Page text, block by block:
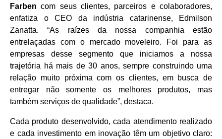
Farben com seus clientes, parceiros e colaboradores,
enfatiza o CEO da indústria catarinense, Edmilson
Zanatta. “As raízes da nossa companhia estão
entrelaçadas com o mercado moveleiro. Foi para as
empresas desse segmento que iniciamos a nossa
trajetória há mais de 30 anos, sempre construindo uma
relação muito próxima com os clientes, em busca de
entregar não somente os melhores produtos, mas
também serviços de qualidade”, destaca.
Cada produto desenvolvido, cada atendimento realizado
e cada investimento em inovação têm um objetivo claro: